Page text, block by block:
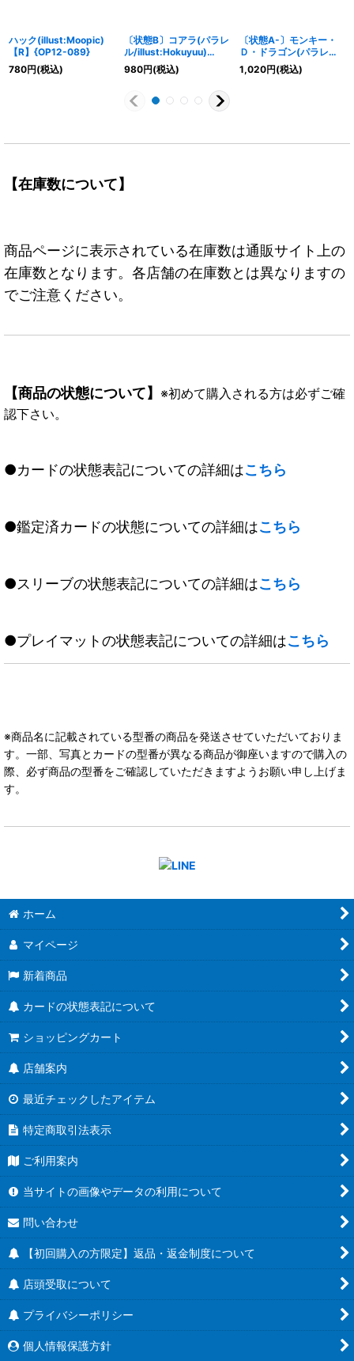
ハック(illust:Moopic)
【R】{OP12-089}
780円(税込)
〔状態B〕コアラ(パラレ
ル/illust:Hokuyuu)
【R/P】{OP12-086}
980円(税込)
〔状態A-〕モンキー・
Ｄ・ドラゴン(パラレ
ル/illust:Nijihayashi)
【SR/P】{OP12-094}
1,020円(税込)
【在庫数について】
商品ページに表示されている在庫数は通販サイト上の
在庫数となります。各店舗の在庫数とは異なりますの
でご注意ください。
【商品の状態について】 ※初めて購入される方は必ずご確
認下さい。
●カードの状態表記についての詳細はこちら
●鑑定済カードの状態についての詳細はこちら
●スリーブの状態表記についての詳細はこちら
●プレイマットの状態表記についての詳細はこちら
※商品名に記載されている型番の商品を発送させていただいておりま
す。一部、写真とカードの型番が異なる商品が御座いますので購入の
際、必ず商品の型番をご確認していただきますようお願い申し上げま
す。
ホーム
マイページ
新着商品
カードの状態表記について
ショッピングカート
店舗案内
最近チェックしたアイテム
特定商取引法表示
ご利用案内
当サイトの画像やデータの利用について
問い合わせ
【初回購入の方限定】返品・返金制度について
店頭受取について
プライバシーポリシー
個人情報保護方針